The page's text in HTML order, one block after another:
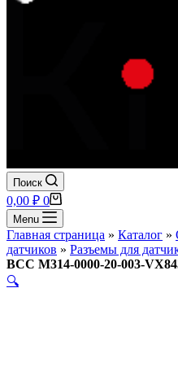
Поиск
Корзина
0,00 ₽ 0
Menu
Главная страница » Каталог »
датчиков » Разъемы для
BCC M314-0000-20-003-
🔍